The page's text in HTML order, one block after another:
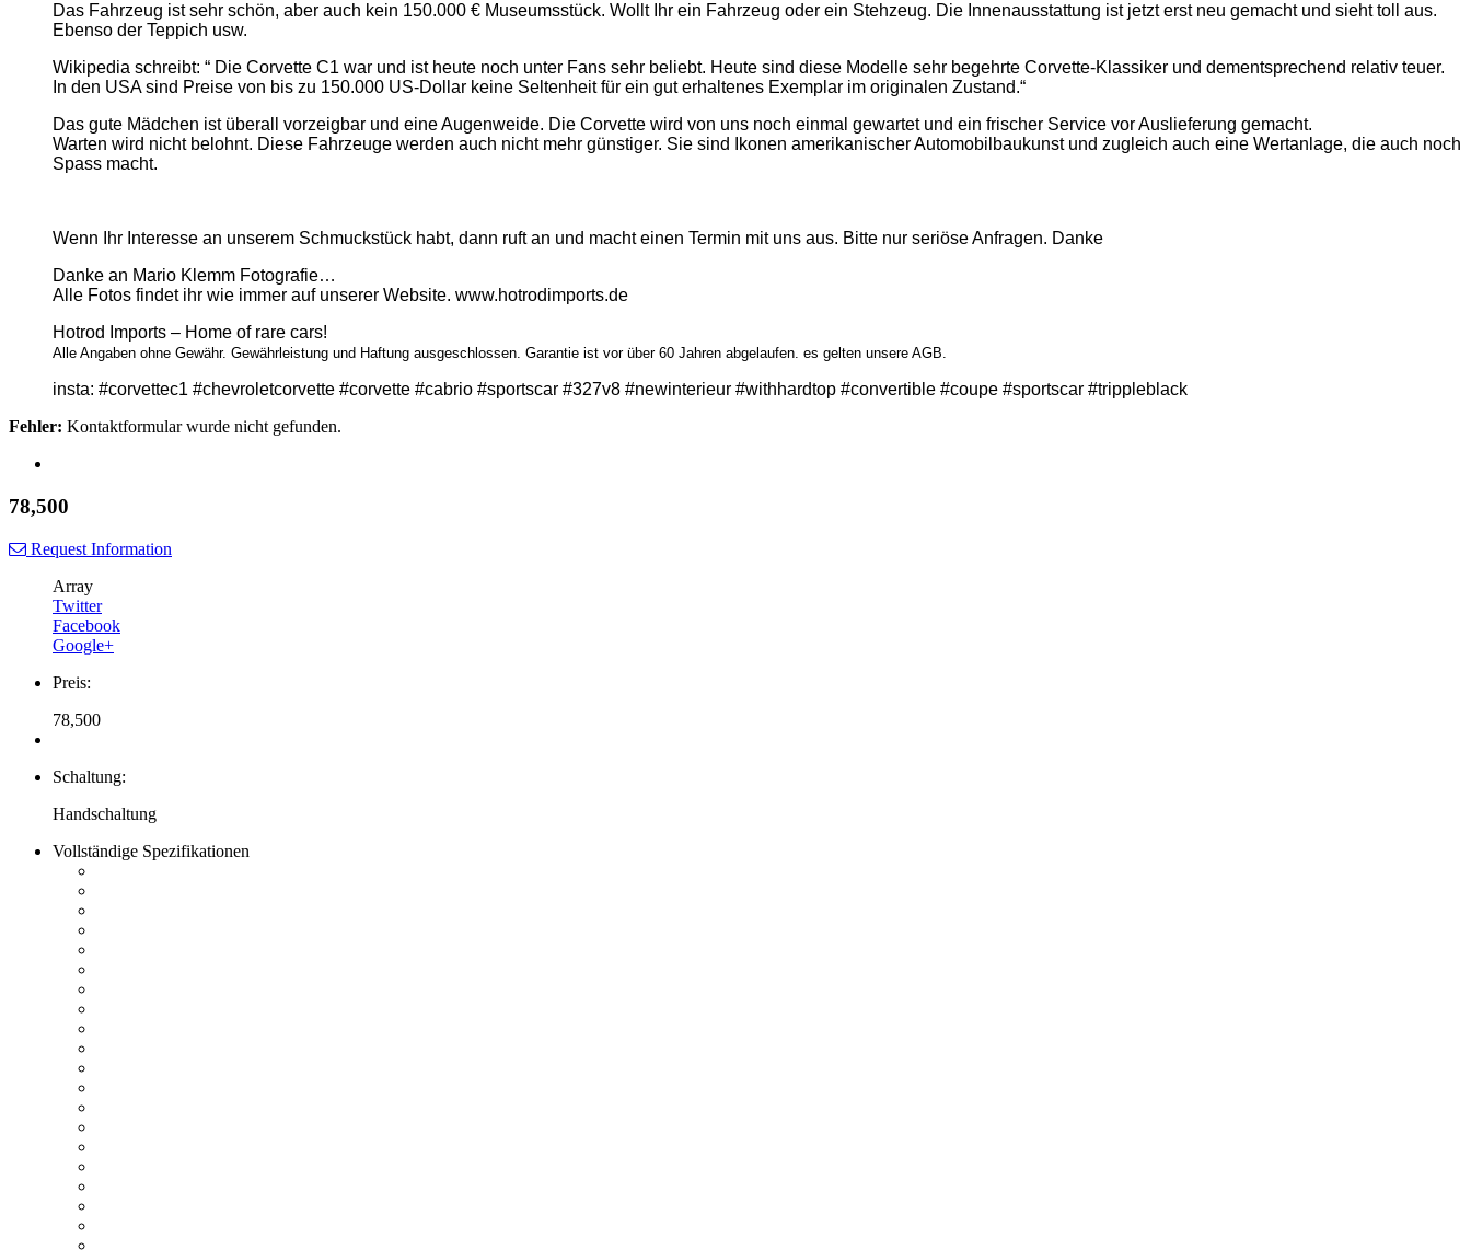
Das Fahrzeug ist sehr schön, aber auch kein 150.000 € Museumsstück. Wollt Ihr ein Fahrzeug oder ein Stehzeug. Die Innenausstattung ist jetzt erst neu gemacht und sieht toll aus.
Ebenso der Teppich usw.
Wikipedia schreibt: “ Die Corvette C1 war und ist heute noch unter Fans sehr beliebt. Heute sind diese Modelle sehr begehrte Corvette-Klassiker und dementsprechend relativ teuer.
In den USA sind Preise von bis zu 150.000 US-Dollar keine Seltenheit für ein gut erhaltenes Exemplar im originalen Zustand.“
Das gute Mädchen ist überall vorzeigbar und eine Augenweide. Die Corvette wird von uns noch einmal gewartet und ein frischer Service vor Auslieferung gemacht.
Warten wird nicht belohnt. Diese Fahrzeuge werden auch nicht mehr günstiger. Sie sind Ikonen amerikanischer Automobilbaukunst und zugleich auch eine Wertanlage, die auch noch
Spass macht.
Wenn Ihr Interesse an unserem Schmuckstück habt, dann ruft an und macht einen Termin mit uns aus. Bitte nur seriöse Anfragen. Danke
Danke an Mario Klemm Fotografie…
Alle Fotos findet ihr wie immer auf unserer Website. www.hotrodimports.de
Hotrod Imports – Home of rare cars!
Alle Angaben ohne Gewähr. Gewährleistung und Haftung ausgeschlossen. Garantie ist vor über 60 Jahren abgelaufen. es gelten unsere AGB.
insta: #corvettec1 #chevroletcorvette #corvette #cabrio #sportscar #327v8 #newinterieur #withhardtop #convertible #coupe #sportscar #trippleblack
Fehler: Kontaktformular wurde nicht gefunden.
78,500
Request Information
Array
Twitter
Facebook
Google+
Preis:
78,500
Schaltung:
Handschaltung
Vollständige Spezifikationen